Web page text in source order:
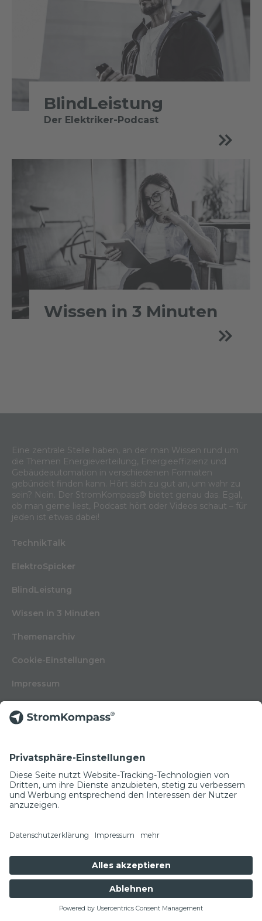
NEWSLETTER
BlindLeistung
Der Elektriker-Podcast
Wissen in 3 Minuten
Eine zentrale Stelle haben, an der man Wissen rund um
die Themen Energieverteilung, Energieeffizienz und
Gebäudeautomation in verschiedenen Formaten
gebündelt finden kann. Hört sich zu gut an, um wahr zu
sein? Nein. Der StromKompass® bietet genau das. Egal,
ob man gerne liest, Podcast hört oder Videos schaut – für
jeden ist etwas dabei!
TechnikTalk
ElektroSpicker
BlindLeistung
Wissen in 3 Minuten
Themenarchiv
Cookie-Einstellungen
Impressum
Kontakt
Glossar